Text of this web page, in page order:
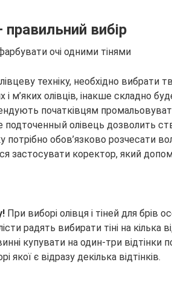
правильний вибір
очі одними тінями
техніку, необхідно вибрати
і м’яких олівців, інакше складно
початківцям
подточенный олівець дозволить
потрібно обов’язково розчесати
застосувати коректор, який
При виборі олівця і тіней для брів
радять вибирати тіні на кілька
купувати на один-три відтінки
якої є відразу декілька відтінків.